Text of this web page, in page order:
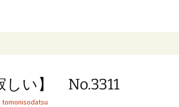
しい】 No.3311
tomonisodatsu